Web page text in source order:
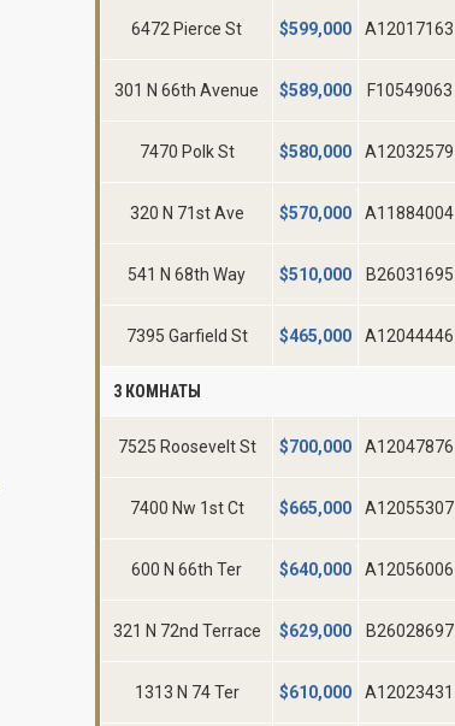
6472 Pierce St $599,000 A12017163
301 N 66th Avenue $589,000 F10549063
7470 Polk St $580,000 A12032579
320 N 71st Ave $570,000 A11884004
541 N 68th Way $510,000 B26031695
7395 Garfield St $465,000 A12044446
3 КОМНАТЫ
7525 Roosevelt St $700,000 A12047876
7400 Nw 1st Ct $665,000 A12055307
600 N 66th Ter $640,000 A12056006
321 N 72nd Terrace $629,000 B26028697
1313 N 74 Ter $610,000 A12023431